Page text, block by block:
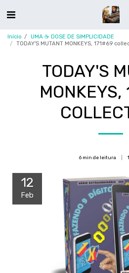
Início
UMA ☕ DOSE DE SIMPLICIDADE
TODAY'S MUTANT MONKEYS, 171#69
TODAY'S
6 min de leitura
12
Feb